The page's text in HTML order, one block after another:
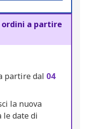
ordini a partire
partire dal 04
la nuova
le date di